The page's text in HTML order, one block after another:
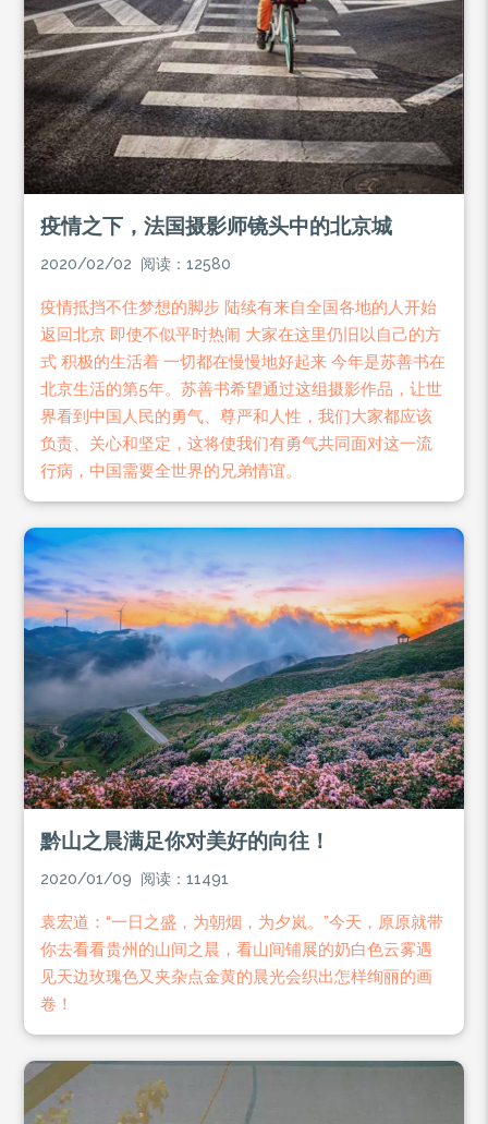
疫情之下，法国摄影师镜头中的北京城
2020/02/02 阅读：12580
疫情抵挡不住梦想的脚步 陆续有来自全国各地的人开始
返回北京 即使不似平时热闹 大家在这里仍旧以自己的方
式 积极的生活着 一切都在慢慢地好起来 今年是苏善书在
北京生活的第5年。苏善书希望通过这组摄影作品，让世
界看到中国人民的勇气、尊严和人性，我们大家都应该
负责、关心和坚定，这将使我们有勇气共同面对这一流
行病，中国需要全世界的兄弟情谊。
黔山之晨满足你对美好的向往！
2020/01/09 阅读：11491
袁宏道：“一日之盛，为朝烟，为夕岚。”今天，原原就带
你去看看贵州的山间之晨，看山间铺展的奶白色云雾遇
见天边玫瑰色又夹杂点金黄的晨光会织出怎样绚丽的画
卷！